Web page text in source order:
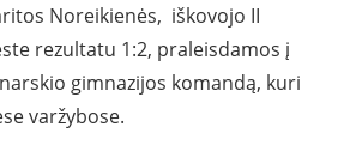
Noreikienės, iškovojo II
rezultatu 1:2, praleisdamos į
gimnazijos komandą, kuri
varžybose.